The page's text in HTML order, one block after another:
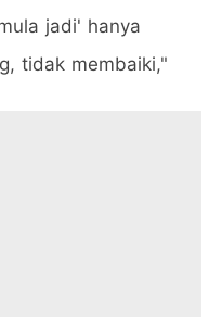
jadi' hanya
tidak membaiki,"